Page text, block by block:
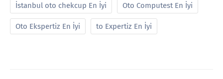
İstanbul oto chekcup En İyi Oto Computest En İyi
Oto Ekspertiz En İyi to Expertiz En İyi